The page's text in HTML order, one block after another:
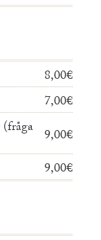
8,00€
7,00€
9,00€
9,00€